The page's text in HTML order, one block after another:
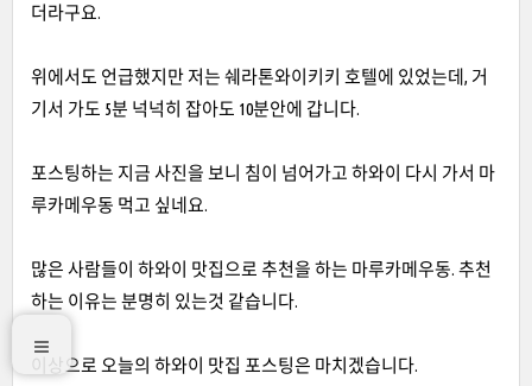
더라구요.
위에서도 언급했지만 저는 쉐라톤와이키키 호텔에 있었는데 , 거
기서 가도 5분 넉넉히 잡아도 10분안에 갑니다.
포스팅하는 지금 사진을 보니 침이 넘어가고 하와이 다시 가서 마
루카메우동 먹고 싶네요.
많은 사람들이 하와이 맛집으로 추천을 하는 마루카메우동. 추천
하는 이유는 분명히 있는것 같습니다.
이상으로 오늘의 하와이 맛집 포스팅은 마치겠습니다.